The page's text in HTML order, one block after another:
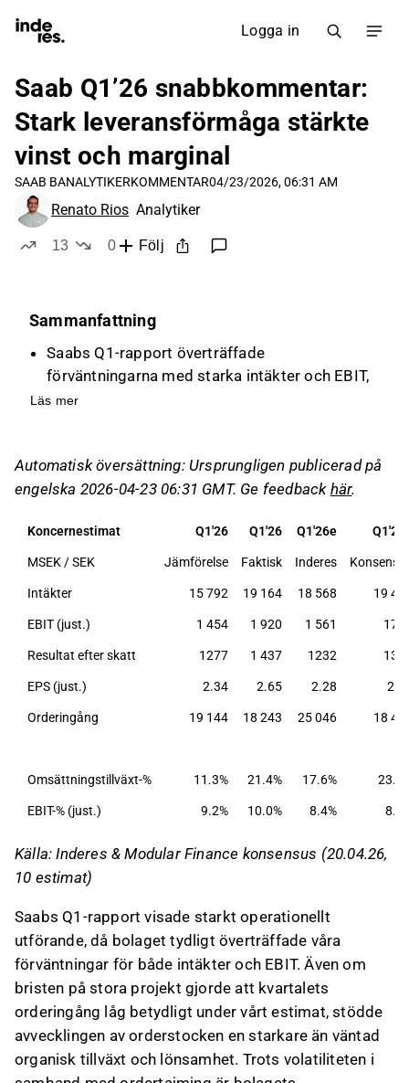
Logga in
Saab Q1’26 snabbkommentar:
Stark leveransförmåga stärkte
vinst och marginal
SAAB BANALYTIKERKOMMENTAR04/23/2026, 06:31 AM
Renato Rios Analytiker
13
0
Följ
Sammanfattning
Saabs Q1-rapport överträffade
förväntningarna med starka intäkter och EBIT,
trots en svag orderingång på grund av brist på
översteg förväntningarna, och EBIT-marginalen
förbättrades till 10,0 %, vilket överträffade
Orderingången var betydligt lägre än förväntat,
men stark organisk tillväxt och förbättrad
kapitalförvaltning bidrog till positiva resultat.
VD Johansson betonade företagets fokus på
vilket kan leda till uppåttryck på
lönsamhetsprognoserna.
Detta innehåll är skapat av AI. Du kan lämna feedback
Läs mer
Automatisk översättning: Ursprungligen publicerad på
engelska 2026-04-23 06:31 GMT. Ge feedback här.
Koncernestimat Q1'26 Q1'26 Q1'26e
MSEK / SEK Jämförelse Faktisk Inderes
Intäkter 15 792 19 164 18 568 19
EBIT (just.) 1 454 1 920 1 561
Resultat efter skatt 1277 1 437 1232
EPS (just.) 2.34 2.65 2.28
Orderingång 19 144 18 243 25 046 18
Omsättningstillväxt-% 11.3% 21.4% 17.6%
EBIT-% (just.) 9.2% 10.0% 8.4%
Källa: Inderes & Modular Finance konsensus (20.04.26,
10 estimat)
Saabs Q1-rapport visade starkt operationellt
utförande, då bolaget tydligt överträffade våra
förväntningar för både intäkter och EBIT. Även om
bristen på stora projekt gjorde att kvartalets
orderingång låg betydligt under vårt estimat, stödde
avvecklingen av orderstocken en starkare än väntad
organisk tillväxt och lönsamhet. Trots volatiliteten i